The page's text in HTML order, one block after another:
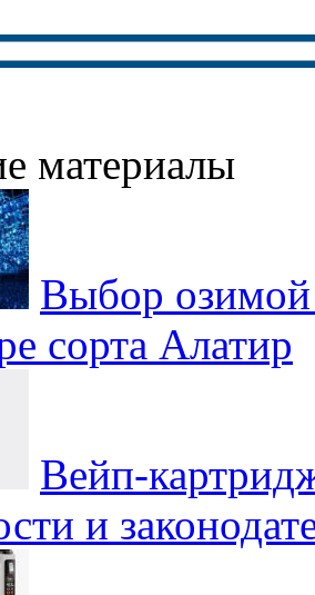
материалы
Выбор озимой
сорта Алатир
Вейп-
и